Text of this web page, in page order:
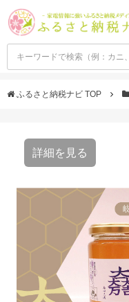
ふるさと納税ナビ TOP
詳細を見る